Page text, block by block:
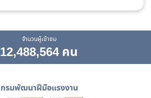
จำนวนผู้เข้าชม
12,488,564 คน
กรมพัฒนาฝีมือแรงงาน